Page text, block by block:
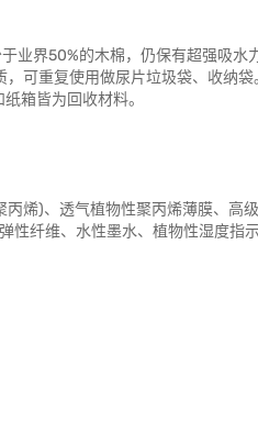
业界50%的木棉，仍保有超强吸水力
可重复使用做尿片垃圾袋、收纳袋
箱皆为回收材料。
烯)、透气植物性聚丙烯薄膜、高
性纤维、水性墨水、植物性湿度指